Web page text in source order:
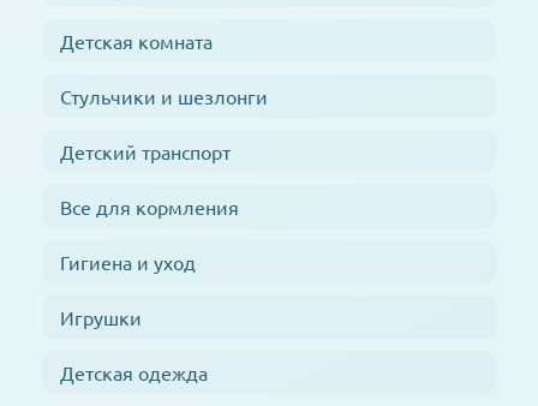
Детская комната
Стульчики и шезлонги
Детский транспорт
Все для кормления
Гигиена и уход
Игрушки
Детская одежда